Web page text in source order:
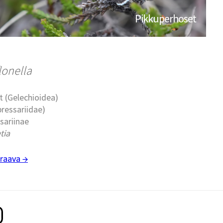
Pikkuperhoset
(Gelechioidea)
→